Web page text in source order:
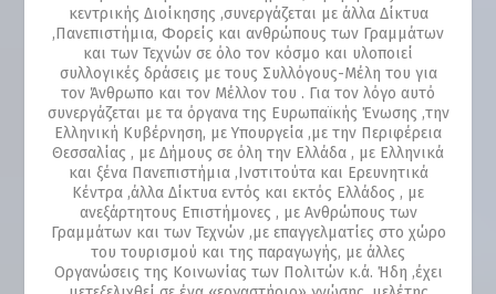
κεντρικής Διοίκησης ,συνεργάζεται με άλλα Δίκτυα
,Πανεπιστήμια, Φορείς και ανθρώπους των Γραμμάτων
και των Τεχνών σε όλο τον κόσμο και υλοποιεί
συλλογικές δράσεις με τους Συλλόγους-Μέλη του για
τον Άνθρωπο και τον Μέλλον του . Για τον λόγο αυτό
συνεργάζεται με τα όργανα της Ευρωπαϊκής Ένωσης ,την
Ελληνική Κυβέρνηση, με Υπουργεία ,με την Περιφέρεια
Θεσσαλίας , με Δήμους σε όλη την Ελλάδα , με Ελληνικά
και ξένα Πανεπιστήμια ,Ινστιτούτα και Ερευνητικά
Κέντρα ,άλλα Δίκτυα εντός και εκτός Ελλάδος , με
ανεξάρτητους Επιστήμονες , με Ανθρώπους των
Γραμμάτων και των Τεχνών ,με επαγγελματίες στο χώρο
του τουρισμού και της παραγωγής, με άλλες
Οργανώσεις της Κοινωνίας των Πολιτών κ.ά. Ήδη ,έχει